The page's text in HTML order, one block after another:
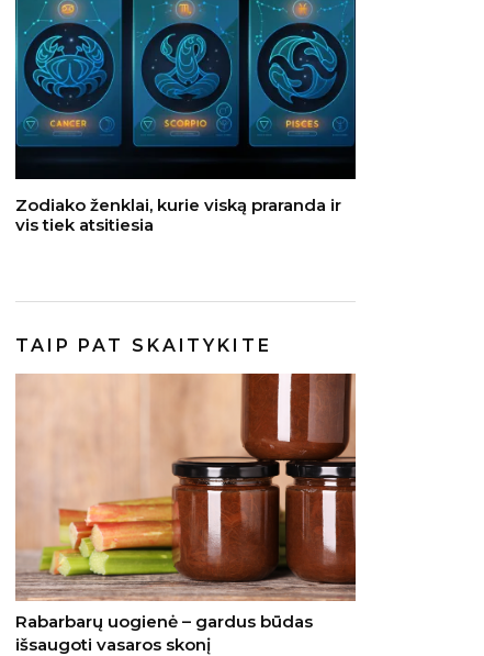
Zodiako ženklai, kurie viską praranda ir
vis tiek atsitiesia
TAIP PAT SKAITYKITE
Rabarbarų uogienė – gardus būdas
išsaugoti vasaros skonį